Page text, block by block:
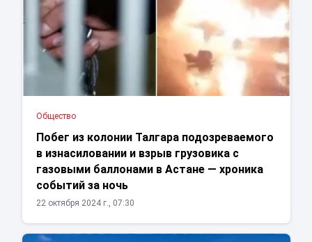
Общество
Побег из колонии Талгара подозреваемого
в изнасиловании и взрыв грузовика с
газовыми баллонами в Астане — хроника
событий за ночь
22 октября 2024 г., 07:30